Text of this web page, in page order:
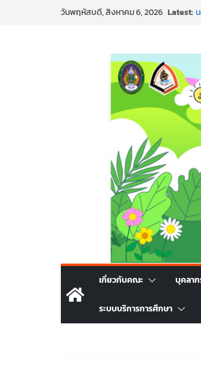
วันพฤหัสบดี, สิงหาคม 6, 2026 Latest:
เกี่ยวกับคณะ บุคลา
ระบบบริการการศึกษา